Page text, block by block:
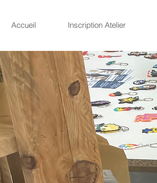
Accueil Inscription Atelier